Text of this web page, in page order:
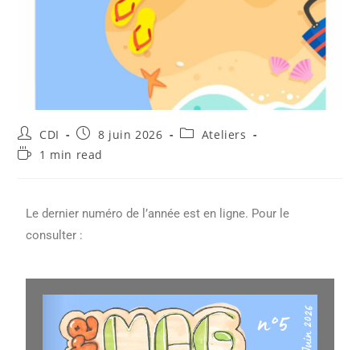
CDI 8 juin 2026
Ateliers
1 min read
Le dernier numéro de l’année est en ligne. Pour le
consulter :